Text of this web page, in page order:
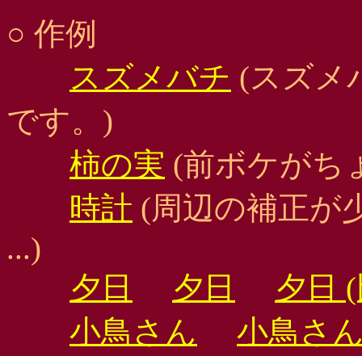
○ 作例
スズメバチ (スズメ
です。)
柿の実 (前ボケがち
時計 (周辺の補正が
...)
夕日
夕日
夕日
小鳥さん
小鳥さ